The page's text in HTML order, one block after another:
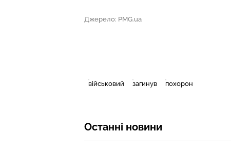
Джерело: PMG.ua
військовий загинув похорон
Останні новини